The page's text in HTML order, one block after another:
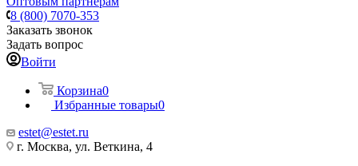
8 (800) 7070-353
Заказать звонок
Задать вопрос
Войти
Корзина0
Избранные товары0
estet@estet.ru
г. Москва, ул. Веткина, 4